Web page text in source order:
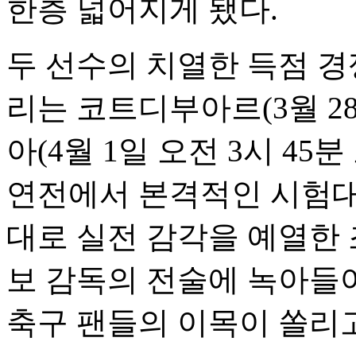
한층 넓어지게 됐다.
두 선수의 치열한 득점
리는 코트디부아르(3월
아(4월 1일 오전 3시 45
연전에서 본격적인 시험
대로 실전 감각을 예열한
보 감독의 전술에 녹아들
축구 팬들의 이목이 쏠리